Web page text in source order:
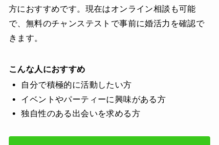
方におすすめです。現在はオンライン相談も可能
で、無料のチャンステストで事前に婚活力を確認で
きます。
こんな人におすすめ
自分で積極的に活動したい方
イベントやパーティーに興味がある方
独自性のある出会いを求める方